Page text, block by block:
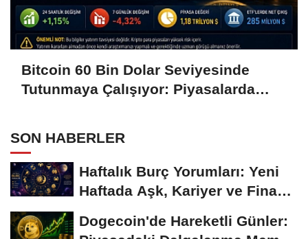
Bitcoin 60 Bin Dolar Seviyesinde
Tutunmaya Çalışıyor: Piyasalarda
SON HABERLER
Haftalık Burç Yorumları: Yeni
Haftada Aşk, Kariyer ve Finans
Dogecoin'de Hareketli Günler: